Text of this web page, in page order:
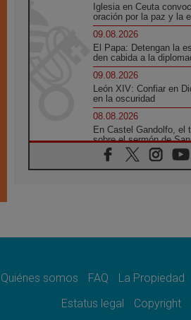
Iglesia en Ceuta
oración por la paz y la
09.08.2026
El Papa: Detengan la
den cabida a la
09.08.2026
León XIV: Confiar en
en la oscuridad
08.08.2026
En Castel Gandolfo, el
sobre el sermón de
08.08.2026
En Colombia, «la paz
08.08.2026
08.08.2026
del Buen Consejo de
Quiénes somos FAQ La Propiedad
Estatus legal
Copyright